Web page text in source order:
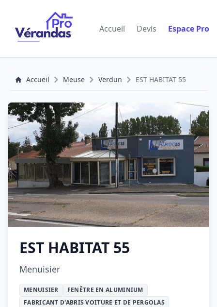
Accueil Devis Espace Pro
Accueil Meuse Verdun EST HABITAT 55
EST HABITAT 55
Menuisier
MENUISIER
FENÊTRE EN ALUMINIUM
FABRICANT D'ABRIS VOITURE ET DE PERGOLAS